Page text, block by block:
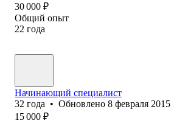
30 000 ₽
Общий опыт
22 года
Начинающий специалист
32 года • Обновлено 8 февраля 2015
15 000 ₽